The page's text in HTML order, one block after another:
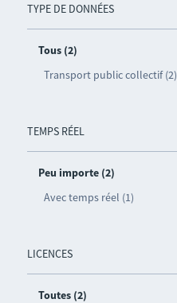
TYPE DE DONNÉES
Tous (2)
Transport public collectif (2)
TEMPS RÉEL
Peu importe (2)
Avec temps réel (1)
LICENCES
Toutes (2)